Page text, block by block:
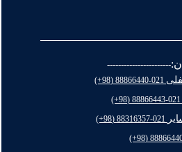
-----------------------